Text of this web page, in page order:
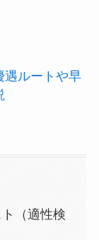
遇ルートや早
（適性検